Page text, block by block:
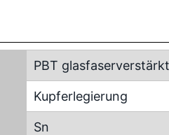
PBT glasfaserverstärkt
Kupferlegierung
Sn